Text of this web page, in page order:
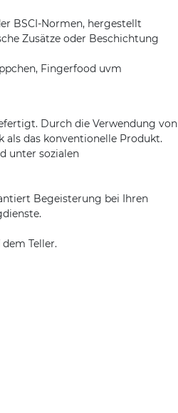
BSCI-Normen, hergestellt
Zusätze oder Beschichtung
Fingerfood uvm
Durch die Verwendung von
als das konventionelle Produkt.
unter sozialen
Begeisterung bei Ihren
Teller.